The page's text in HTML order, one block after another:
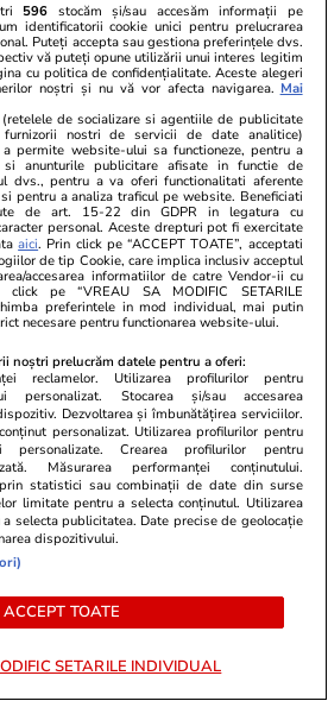
sau gustări,
la ea: nu
electricitate
26 iul.
o poți
27 iul.
când
la mașină
596 stocăm și/sau accesăm informații pe
identificatorii cookie unici pentru prelucrarea
Puteți accepta sau gestiona preferințele dvs.
vă puteți opune utilizării unui interes legitim
cu politica de confidențialitate. Aceste alegeri
noștri și nu vă vor afecta navigarea. Mai
de socializare si agentiile de publicitate
nostri de servicii de date analitice)
permite website-ului sa functioneze, pentru a
si anunturile publicitare afisate in functie de
dvs., pentru a va oferi functionalitati aferente
pentru a analiza traficul pe website. Beneficiati
de art. 15-22 din GDPR in legatura cu
personal. Aceste drepturi pot fi exercitate
aici. Prin click pe “ACCEPT TOATE”, acceptati
de tip Cookie, care implica inclusiv acceptul
accesarea informatiilor de catre Vendor-ii cu
click pe “VREAU SA MODIFIC SETARILE
preferintele in mod individual, mai putin
necesare pentru functionarea website-ului.
noștri prelucrăm datele pentru a oferi:
reclamelor. Utilizarea profilurilor pentru
personalizat. Stocarea și/sau accesarea
Dezvoltarea și îmbunătățirea serviciilor.
personalizat. Utilizarea profilurilor pentru
personalizate. Crearea profilurilor pentru
Măsurarea performanței conținutului.
statistici sau combinații de date din surse
limitate pentru a selecta conținutul. Utilizarea
selecta publicitatea. Date precise de geolocație
dispozitivului.
ACCEPT TOATE
SETARILE INDIVIDUAL